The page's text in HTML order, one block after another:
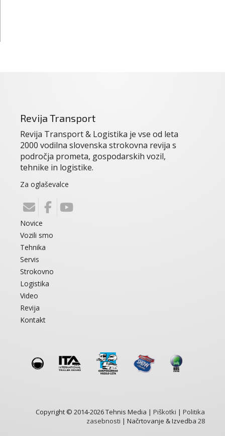
Revija Transport
Revija Transport & Logistika je vse od leta
2000 vodilna slovenska strokovna revija s
področja prometa, gospodarskih vozil,
tehnike in logistike.
Za oglaševalce
Novice
Vozili smo
Tehnika
Servis
Strokovno
Logistika
Video
Revija
Kontakt
Copyright © 2014-2026 Tehnis Media | Piškotki | Politika
zasebnosti | Načrtovanje & Izvedba 28